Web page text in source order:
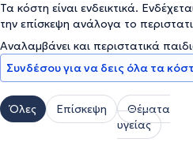
Τα κόστη είναι ενδεικτικά.
την επίσκεψη ανάλογα το
Αναλαμβάνει και περιστατικά
Συνδέσου για να δεις όλα τα
Όλες Επίσκεψη
Θέματα
υγείας